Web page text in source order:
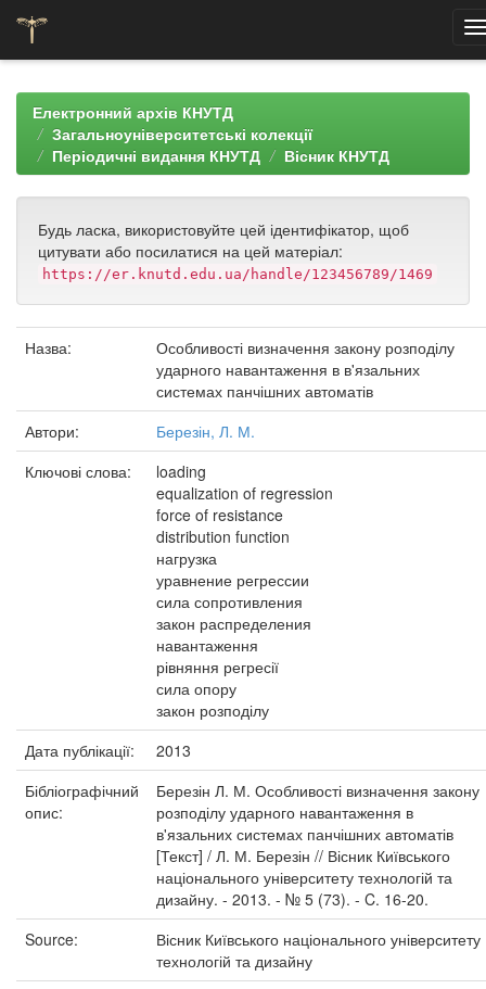
navigationЕлектронний архів КНУТД
Загальноуніверситетські колекції
Періодичні видання КНУТД
Вісник КНУТД
Будь ласка, використовуйте цей ідентифікатор, щоб
цитувати або посилатися на цей матеріал:
https://er.knutd.edu.ua/handle/123456789/1469
Назва:
Особливості визначення закону розподілу
ударного навантаження в в'язальних
системах панчішних автоматів
Автори:
Березін, Л. М.
Ключові слова:
loading
equalization of regression
force of resistance
distribution function
нагрузка
уравнение регрессии
сила сопротивления
закон распределения
навантаження
рівняння регресії
сила опору
закон розподілу
Дата публікації:
2013
Бібліографічний
опис:
Березін Л. М. Особливості визначення закону
розподілу ударного навантаження в
в'язальних системах панчішних автоматів
[Текст] / Л. М. Березін // Вісник Київського
національного університету технологій та
дизайну. - 2013. - № 5 (73). - C. 16-20.
Source:
Вісник Київського національного університету
технологій та дизайну